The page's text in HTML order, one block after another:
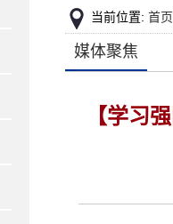
当前位置: 首页
媒体聚焦
【学习